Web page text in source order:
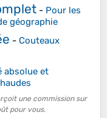
- Pour les
géographie
- Couteaux
absolue et
une commission sur
pour vous.